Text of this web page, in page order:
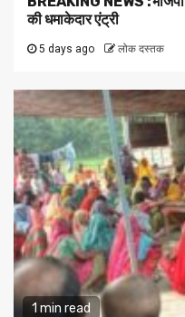
की धमाकेदार एंट्री
5 days ago लोक दस्तक
1 min read